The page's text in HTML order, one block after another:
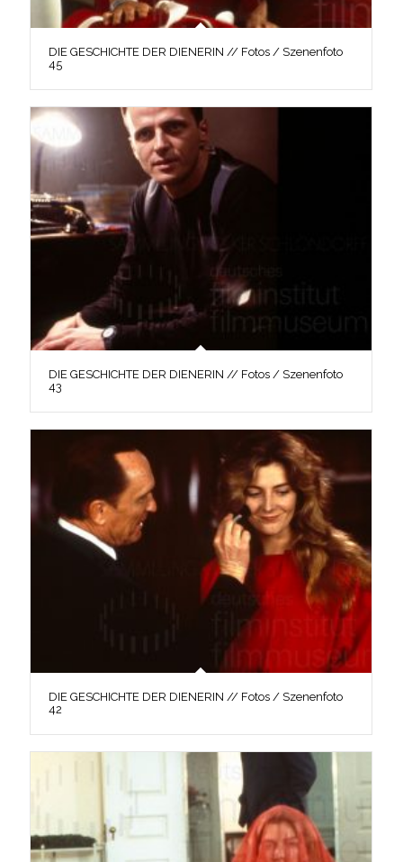
DIE GESCHICHTE DER DIENERIN // Fotos / Szenenfoto
45
DIE GESCHICHTE DER DIENERIN // Fotos / Szenenfoto
43
DIE GESCHICHTE DER DIENERIN // Fotos / Szenenfoto
42